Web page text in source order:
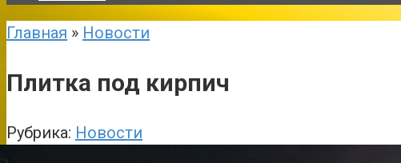
Главная » Новости
Плитка под кирпич
Рубрика: Новости